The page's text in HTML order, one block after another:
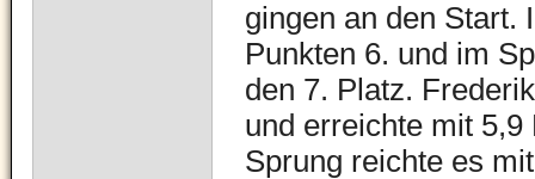
gingen an den Start.
Punkten 6. und im
den 7. Platz.
und erreichte mit
Sprung reichte es